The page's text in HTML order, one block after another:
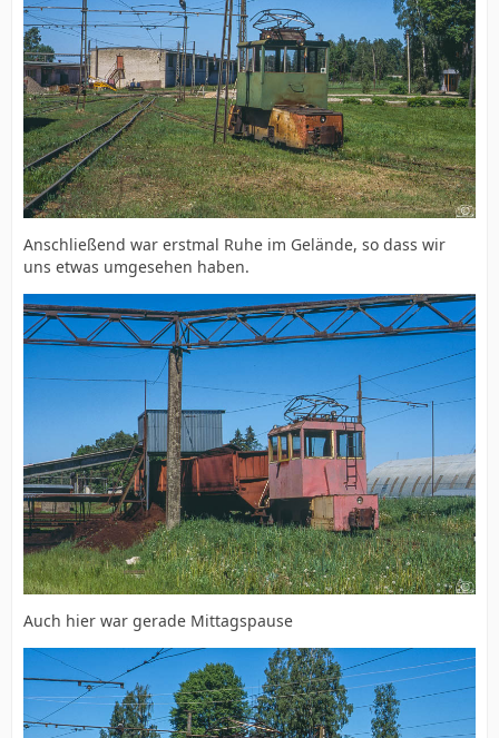
Anschließend war erstmal Ruhe im Gelände, so dass wir
uns etwas umgesehen haben.
Auch hier war gerade Mittagspause